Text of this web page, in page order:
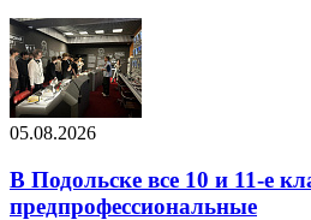
05.08.2026
В Подольске все 10 и 11-е
предпрофессиональные